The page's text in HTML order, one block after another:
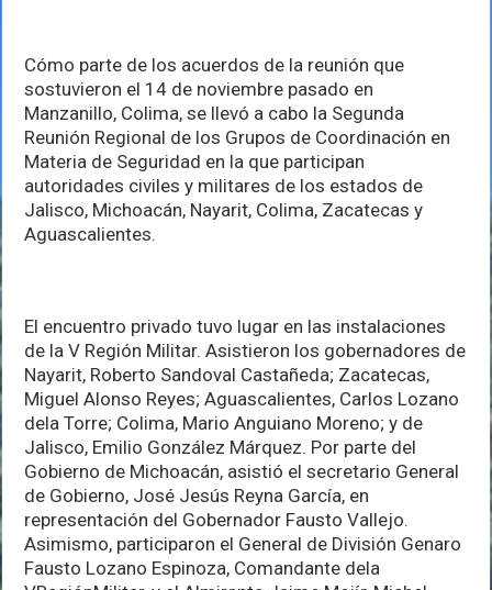
Cómo parte de los acuerdos de la reunión que
sostuvieron el 14 de noviembre pasado en
Manzanillo, Colima, se llevó a cabo la Segunda
Reunión Regional de los Grupos de Coordinación en
Materia de Seguridad en la que participan
autoridades civiles y militares de los estados de
Jalisco, Michoacán, Nayarit, Colima, Zacatecas y
Aguascalientes.
El encuentro privado tuvo lugar en las instalaciones
de la V Región Militar. Asistieron los gobernadores de
Nayarit, Roberto Sandoval Castañeda; Zacatecas,
Miguel Alonso Reyes; Aguascalientes, Carlos Lozano
dela Torre; Colima, Mario Anguiano Moreno; y de
Jalisco, Emilio González Márquez. Por parte del
Gobierno de Michoacán, asistió el secretario General
de Gobierno, José Jesús Reyna García, en
representación del Gobernador Fausto Vallejo.
Asimismo, participaron el General de División Genaro
Fausto Lozano Espinoza, Comandante dela